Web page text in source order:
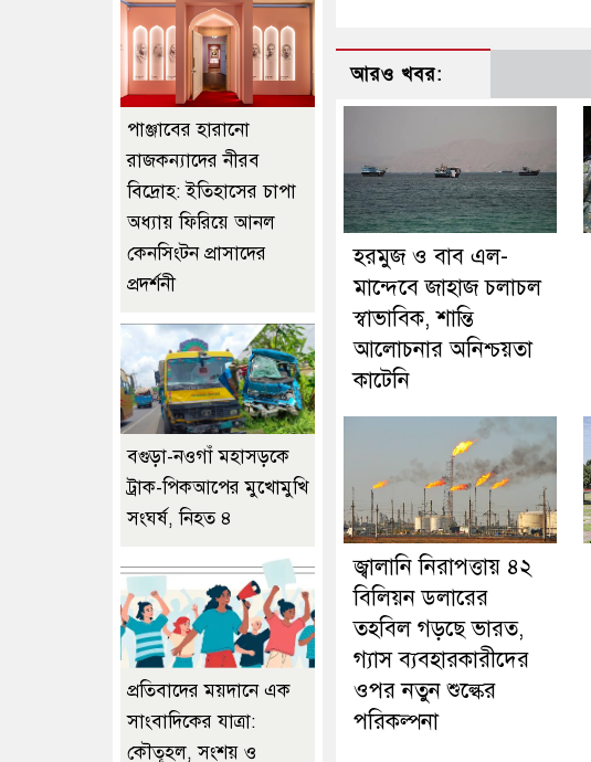
আরও খবর:
হরমুজ ও বাব এল-
মান্দেবে জাহাজ চলাচল
স্বাভাবিক, শান্তি
আলোচনার অনিশ্চয়তা
কাটেনি
জ্বালানি নিরাপত্তায় ৪২
বিলিয়ন ডলারের
তহবিল গড়ছে ভারত,
গ্যাস ব্যবহারকারীদের
ওপর নতুন শুল্কের
পরিকল্পনা
পাঞ্জাবের হারানো
রাজকন্যাদের নীরব
বিদ্রোহ: ইতিহাসের চাপা
অধ্যায় ফিরিয়ে আনল
কেনসিংটন প্রাসাদের
প্রদর্শনী
বগুড়া-নওগাঁ মহাসড়কে
ট্রাক-পিকআপের মুখোমুখি
সংঘর্ষ, নিহত ৪
প্রতিবাদের ময়দানে এক
সাংবাদিকের যাত্রা:
কৌতূহল, সংশয় ও